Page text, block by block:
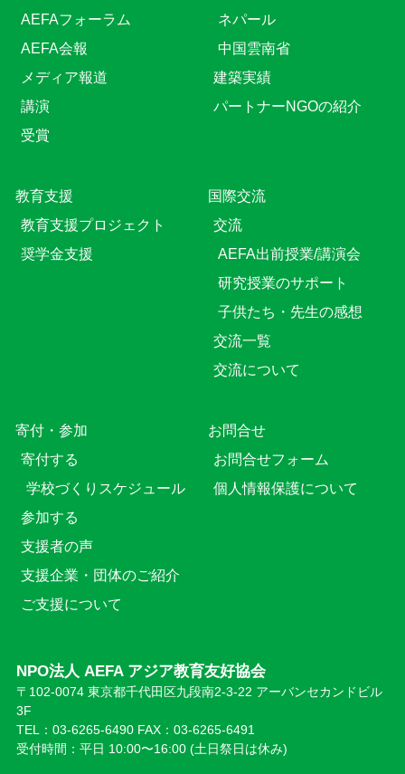
AEFAフォーラム
AEFA会報
メディア報道
講演
受賞
ネパール
中国雲南省
建築実績
パートナーNGOの紹介
教育⽀援
教育⽀援プロジェクト
奨学金支援
国際交流
交流
AEFA出前授業/講演会
研究授業のサポート
子供たち・先生の感想
交流一覧
交流について
寄付・参加
寄付する
学校づくりスケジュール
参加する
支援者の声
支援企業・団体のご紹介
ご支援について
お問合せ
お問合せフォーム
個人情報保護について
NPO法人 AEFA アジア教育友好協会
〒102-0074 東京都千代田区九段南2-3-22 アーバンセカンドビル
3F
TEL：03-6265-6490 FAX：03-6265-6491
受付時間：平日 10:00〜16:00 (⼟日祭日は休み)